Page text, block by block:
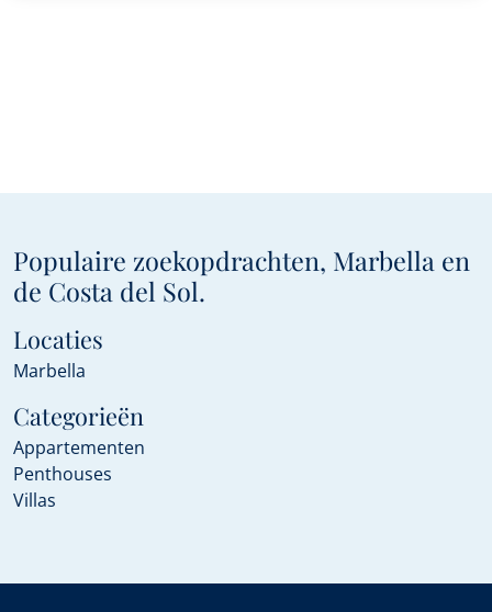
Populaire zoekopdrachten, Marbella en
de Costa del Sol.
Locaties
Marbella
Categorieën
Appartementen
Penthouses
Villas